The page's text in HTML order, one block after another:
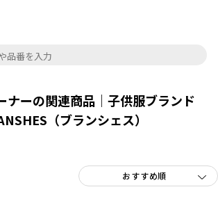
ナーの関連商品｜子供服ブランド
（ブランシェス）